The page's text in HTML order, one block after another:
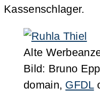
Kassenschlager.
Alte
Bild: Bruno
domain, GFDL